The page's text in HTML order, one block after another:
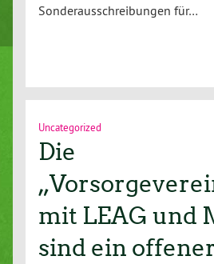
Sonderausschreibungen für…
Uncategorized
Die
mit LEAG und
sind ein